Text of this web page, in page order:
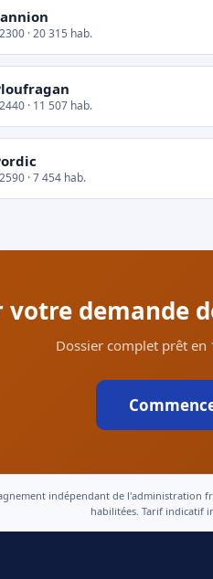
· 20 315 hab.
· 11 507 hab.
· 7 454 hab.
demande
Dossier complet prêt en
indépendant de l'administration
habilitées. Tarif indicatif